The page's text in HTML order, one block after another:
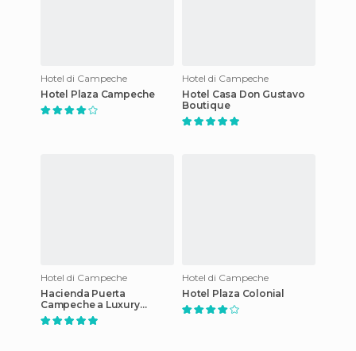
Hotel di Campeche
Hotel Plaza Campeche
Hotel di Campeche
Hotel Casa Don Gustavo
Boutique
Hotel di Campeche
Hacienda Puerta
Campeche a Luxury
Collection Hotel
Hotel di Campeche
Hotel Plaza Colonial